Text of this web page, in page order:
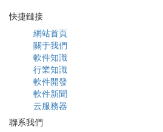
快捷鏈接
網站首頁
關于我們
軟件知識
行業知識
軟件開發
軟件新聞
云服務器
聯系我們